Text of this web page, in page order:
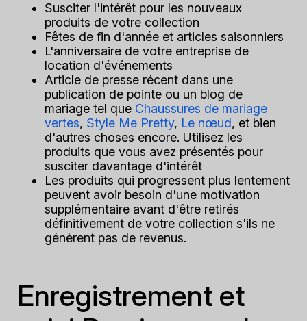
Susciter l'intérêt pour les nouveaux
produits de votre collection
Fêtes de fin d'année et articles saisonniers
L'anniversaire de votre entreprise de
location d'événements
Article de presse récent dans une
publication de pointe ou un blog de
mariage tel que Chaussures de mariage
vertes, Style Me Pretty, Le nœud, et bien
d'autres choses encore. Utilisez les
produits que vous avez présentés pour
susciter davantage d'intérêt
Les produits qui progressent plus lentement
peuvent avoir besoin d'une motivation
supplémentaire avant d'être retirés
définitivement de votre collection s'ils ne
génèrent pas de revenus.
Enregistrement et